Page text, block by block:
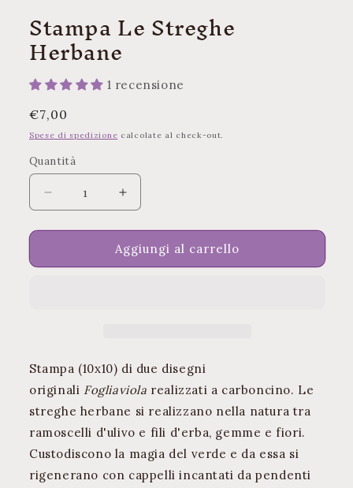
Stampa Le Streghe
Herbane
1 recensione
Prezzo
di
listino
€7,00
Spese di spedizione calcolate al check-out.
Quantità
Quantità
Diminuisci
quantità
per
Le
Aumenta
quantità
per
Stampa
Le
Aggiungi al carrello
Stampa (10x10) di due disegni
originali Fogliaviola realizzati a carboncino. Le
streghe herbane si realizzano nella natura tra
ramoscelli d'ulivo e fili d'erba, gemme e fiori.
Custodiscono la magia del verde e da essa si
rigenerano con cappelli incantati da pendenti